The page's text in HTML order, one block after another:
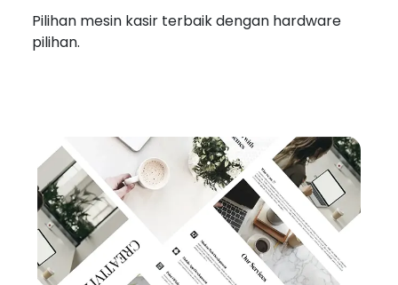
Pilihan mesin kasir terbaik dengan hardware
pilihan.